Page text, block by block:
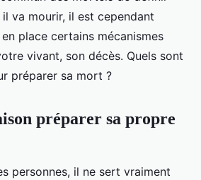
va mourir, il est cependant
place certains mécanismes
vivant, son décès. Quels sont
préparer sa mort ?
préparer sa propre
personnes, il ne sert vraiment